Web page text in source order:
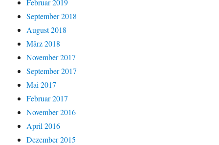
Februar 2019
September 2018
August 2018
März 2018
November 2017
September 2017
Mai 2017
Februar 2017
November 2016
April 2016
Dezember 2015